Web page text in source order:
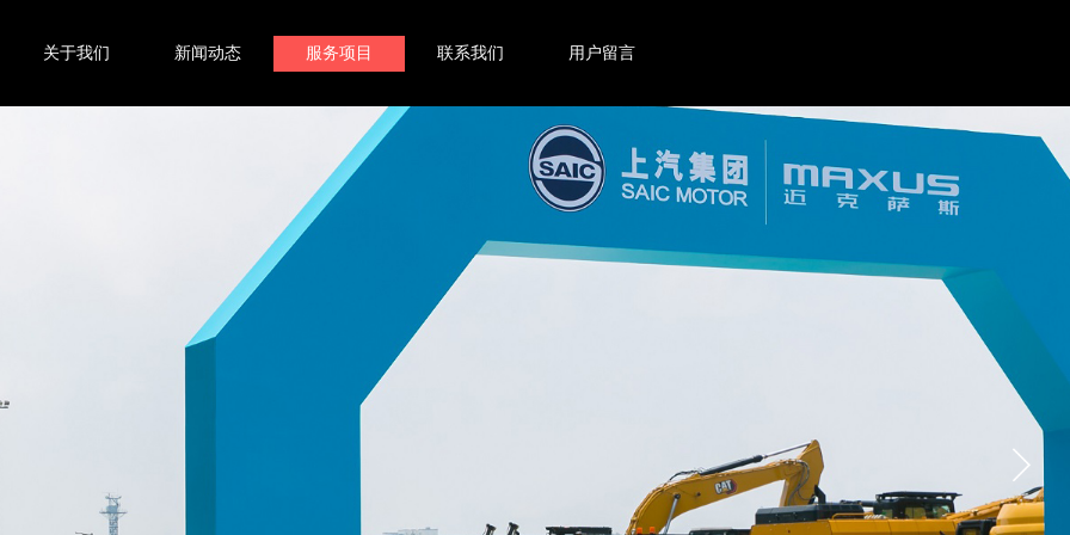
关于我们 新闻动态 服务项目 联系我们 用户留言